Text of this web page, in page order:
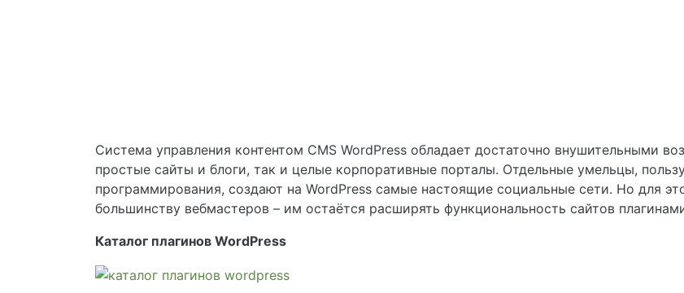
Система управления контентом CMS WordPress обладает достаточно внушительными
простые сайты и блоги, так и целые корпоративные порталы. Отдельные умельцы,
программирования, создают на WordPress самые настоящие социальные сети. Но для
большинству вебмастеров – им остаётся расширять функциональность сайтов
Каталог плагинов WordPress